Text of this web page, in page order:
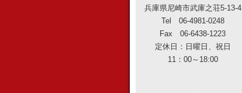
兵庫県尼崎市武庫之荘5-13-4
Tel 06-4981-0248
Fax 06-6438-1223
定休日：日曜日、祝日
11：00～18:00